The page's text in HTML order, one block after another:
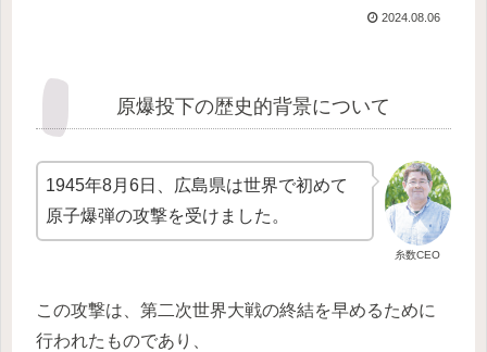
2024.08.06
原爆投下の歴史的背景について
糸数CEO
1945年8月6日、広島県は世界で初めて
原子爆弾の攻撃を受けました。
この攻撃は、第二次世界大戦の終結を早めるために
行われたものであり、